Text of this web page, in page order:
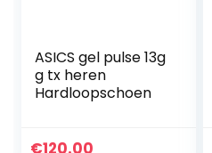
ASICS gel pulse 13g
g tx heren
Hardloopschoen